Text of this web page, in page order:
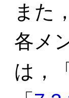
また
各メ
は，「